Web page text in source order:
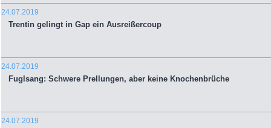
24.07.2019
Trentin gelingt in Gap ein Ausreißercoup
24.07.2019
Fuglsang: Schwere Prellungen, aber keine Knochenbrüche
24.07.2019